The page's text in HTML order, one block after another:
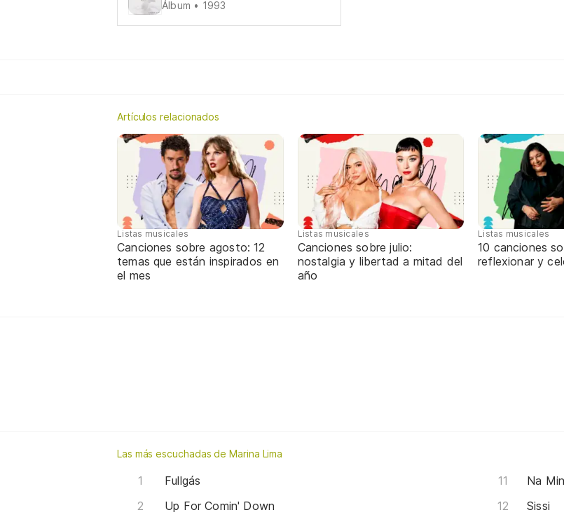
Álbum • 1993
Artículos relacionados
Listas musicales
Canciones sobre agosto: 12
temas que están inspirados en
el mes
Listas musicales
Canciones sobre julio:
nostalgia y libertad a mitad del
año
Listas musicales
10 canciones
reflexionar y
Las más escuchadas de Marina Lima
Fullgás
Up For Comin' Down
Na
Sissi